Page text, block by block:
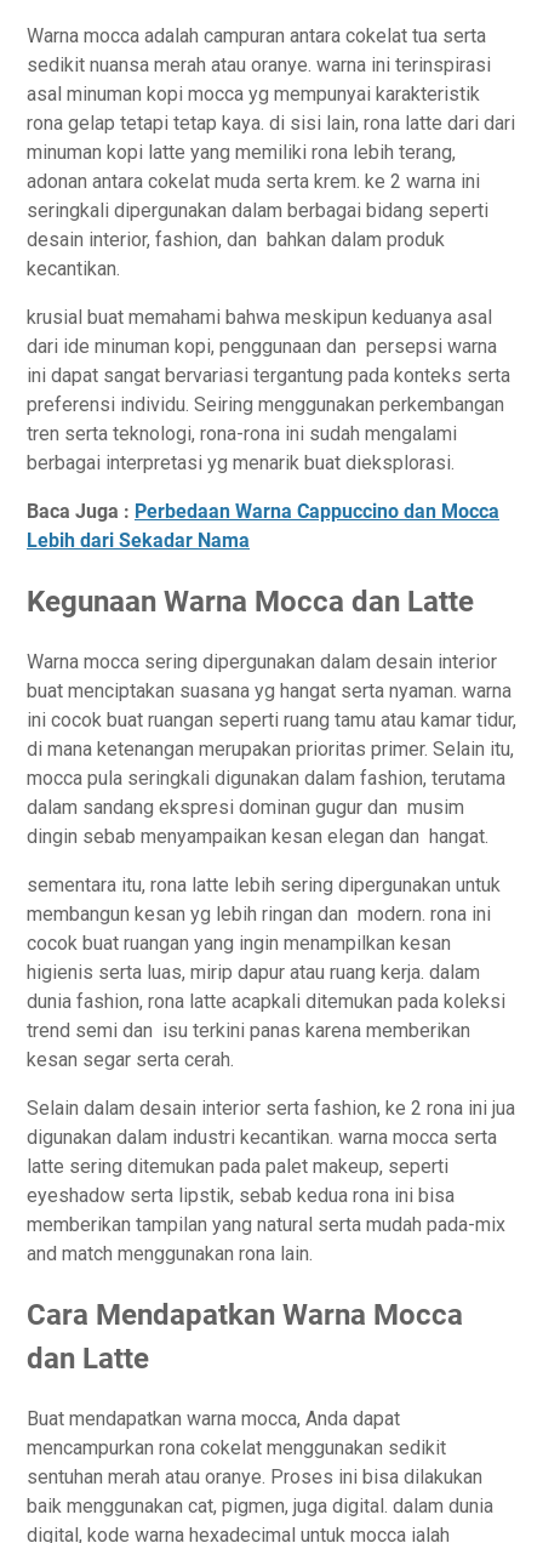
Warna mocca adalah campuran antara cokelat tua serta
sedikit nuansa merah atau oranye. warna ini terinspirasi
asal minuman kopi mocca yg mempunyai karakteristik
rona gelap tetapi tetap kaya. di sisi lain, rona latte dari dari
minuman kopi latte yang memiliki rona lebih terang,
adonan antara cokelat muda serta krem. ke 2 warna ini
seringkali dipergunakan dalam berbagai bidang seperti
desain interior, fashion, dan bahkan dalam produk
kecantikan.
krusial buat memahami bahwa meskipun keduanya asal
dari ide minuman kopi, penggunaan dan persepsi warna
ini dapat sangat bervariasi tergantung pada konteks serta
preferensi individu. Seiring menggunakan perkembangan
tren serta teknologi, rona-rona ini sudah mengalami
berbagai interpretasi yg menarik buat dieksplorasi.
Baca Juga : Perbedaan Warna Cappuccino dan Mocca
Lebih dari Sekadar Nama
Kegunaan Warna Mocca dan Latte
Warna mocca sering dipergunakan dalam desain interior
buat menciptakan suasana yg hangat serta nyaman. warna
ini cocok buat ruangan seperti ruang tamu atau kamar tidur,
di mana ketenangan merupakan prioritas primer. Selain itu,
mocca pula seringkali digunakan dalam fashion, terutama
dalam sandang ekspresi dominan gugur dan musim
dingin sebab menyampaikan kesan elegan dan hangat.
sementara itu, rona latte lebih sering dipergunakan untuk
membangun kesan yg lebih ringan dan modern. rona ini
cocok buat ruangan yang ingin menampilkan kesan
higienis serta luas, mirip dapur atau ruang kerja. dalam
dunia fashion, rona latte acapkali ditemukan pada koleksi
trend semi dan isu terkini panas karena memberikan
kesan segar serta cerah.
Selain dalam desain interior serta fashion, ke 2 rona ini jua
digunakan dalam industri kecantikan. warna mocca serta
latte sering ditemukan pada palet makeup, seperti
eyeshadow serta lipstik, sebab kedua rona ini bisa
memberikan tampilan yang natural serta mudah pada-mix
and match menggunakan rona lain.
Cara Mendapatkan Warna Mocca
dan Latte
Buat mendapatkan warna mocca, Anda dapat
mencampurkan rona cokelat menggunakan sedikit
sentuhan merah atau oranye. Proses ini bisa dilakukan
baik menggunakan cat, pigmen, juga digital. dalam dunia
digital, kode warna hexadecimal untuk mocca ialah